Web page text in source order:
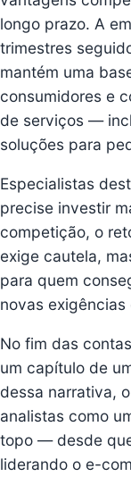
longo prazo. A
trimestres
mantém uma
consumidores e
de serviços —
soluções para
Especialistas
precise investir
competição, o
exige cautela,
para quem
novas
No fim das
um capítulo de
dessa narrativa,
analistas como
topo — desde
liderando o e-